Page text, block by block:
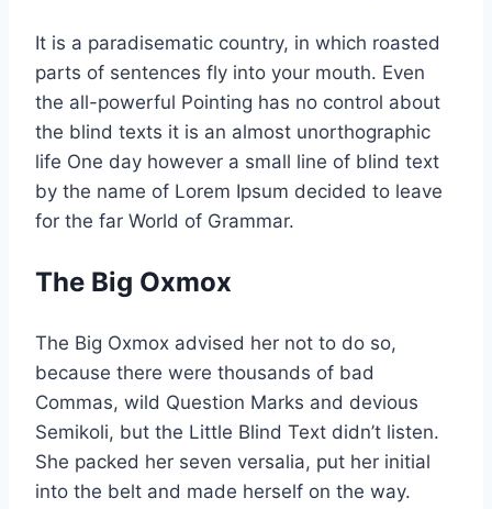
It is a paradisematic country, in which roasted
parts of sentences fly into your mouth. Even
the all-powerful Pointing has no control about
the blind texts it is an almost unorthographic
life One day however a small line of blind text
by the name of Lorem Ipsum decided to leave
for the far World of Grammar.
The Big Oxmox
The Big Oxmox advised her not to do so,
because there were thousands of bad
Commas, wild Question Marks and devious
Semikoli, but the Little Blind Text didn’t listen.
She packed her seven versalia, put her initial
into the belt and made herself on the way.